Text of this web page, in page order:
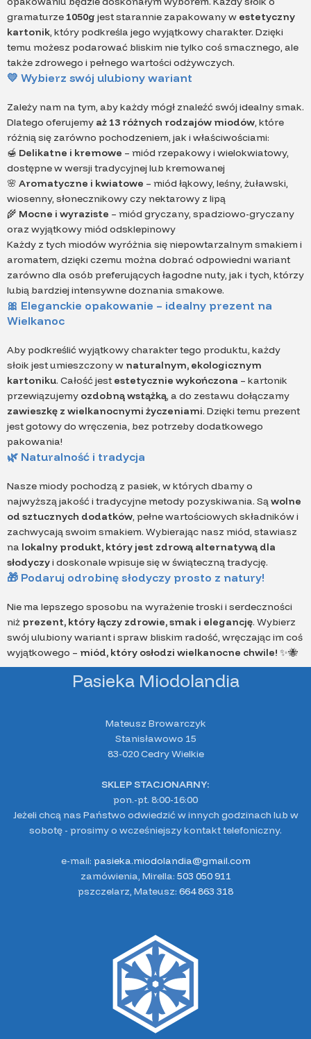
gramaturze 1050g jest starannie zapakowany w estetyczny
kartonik, który podkreśla jego wyjątkowy charakter. Dzięki
temu możesz podarować bliskim nie tylko coś smacznego, ale
także zdrowego i pełnego wartości odżywczych.
💛 Wybierz swój ulubiony wariant
Zależy nam na tym, aby każdy mógł znaleźć swój idealny smak.
Dlatego oferujemy aż 13 różnych rodzajów miodów, które
różnią się zarówno pochodzeniem, jak i właściwościami:
🍯 Delikatne i kremowe – miód rzepakowy i wielokwiatowy,
dostępne w wersji tradycyjnej lub kremowanej
🌸 Aromatyczne i kwiatowe – miód łąkowy, leśny, żuławski,
wiosenny, słonecznikowy czy nektarowy z lipą
🌾 Mocne i wyraziste – miód gryczany, spadziowo-gryczany
oraz wyjątkowy miód odsklepinowy
Każdy z tych miodów wyróżnia się niepowtarzalnym smakiem i
aromatem, dzięki czemu można dobrać odpowiedni wariant
zarówno dla osób preferujących łagodne nuty, jak i tych, którzy
lubią bardziej intensywne doznania smakowe.
🎀 Eleganckie opakowanie – idealny prezent na
Wielkanoc
Aby podkreślić wyjątkowy charakter tego produktu, każdy
słoik jest umieszczony w naturalnym, ekologicznym
kartoniku. Całość jest estetycznie wykończona – kartonik
przewiązujemy ozdobną wstążką, a do zestawu dołączamy
zawieszkę z wielkanocnymi życzeniami. Dzięki temu prezent
jest gotowy do wręczenia, bez potrzeby dodatkowego
pakowania!
🌿 Naturalność i tradycja
Nasze miody pochodzą z pasiek, w których dbamy o
najwyższą jakość i tradycyjne metody pozyskiwania. Sąwolne
od sztucznych dodatków, pełne wartościowych składników i
zachwycają swoim smakiem. Wybierając nasz miód, stawiasz
na lokalny produkt, który jest zdrową alternatywą dla
słodyczyi doskonale wpisuje się w świąteczną tradycję.
🎁 Podaruj odrobinę słodyczy prosto z natury!
Nie ma lepszego sposobu na wyrażenie troski i serdeczności
niż prezent, który łączy zdrowie, smak i elegancję. Wybierz
swój ulubiony wariant i spraw bliskim radość, wręczając im coś
wyjątkowego – miód, który osłodzi wielkanocne chwile! ✨🐝
Pasieka Miodolandia
Mateusz Browarczyk
Stanisławowo 15
83-020 Cedry Wielkie
SKLEP STACJONARNY:
pon.-pt. 8:00-16:00
Jeżeli chcą nas Państwo odwiedzić w innych godzinach lub w
sobotę - prosimy o wcześniejszy kontakt telefoniczny.
e-mail: pasieka.miodolandia@gmail.com
zamówienia, Mirella: 503 050 911
pszczelarz, Mateusz: 664 863 318